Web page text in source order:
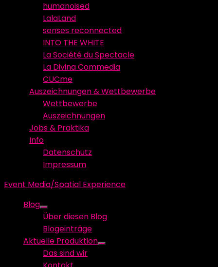
humanoised
LalaLand
senses reconnected
INTO THE WHITE
La Société du Spectacle
La Divina Commedia
CUCme
Auszeichnungen & Wettbewerbe
Wettbewerbe
Auszeichnungen
Jobs & Praktika
Info
Datenschutz
Impressum
Event Media/Spatial Experience
Blog
Show
sub
menu
Über diesen Blog
Blogeinträge
Aktuelle Produktion
Show
Das sind wir